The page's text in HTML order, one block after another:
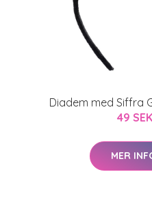
Diadem med Siffra
49 SEK
MER